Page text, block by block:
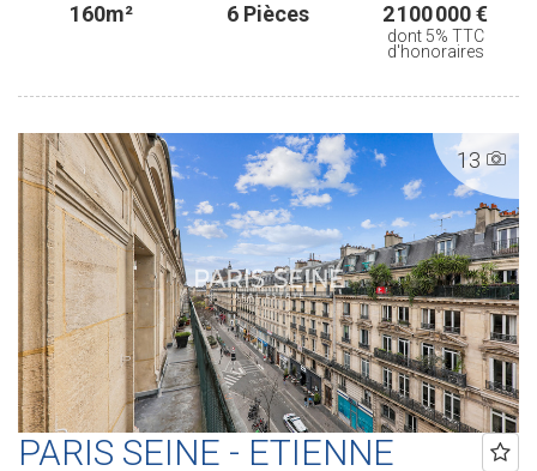
l'ANCIEN avec ses moulures, son parquet en pointe de Hongrie,
ses cheminées et ses MAGNIFIQUES VOLUMES (3m de hauteur
équipée, trois chambres (possibilité d'une quatrième chambre),
deux salles de douches, une buanderie avec un water-closet et un
water-closet indépendant. Une cave en sous-sol complète ce bien.
.............................................. Le Groupe PARIS SEINE, c'est 5 Agences au
Coeur de Paris !! et 3 Agences dans le 6ème arrondissement :
Agence Cherche-Midi - 59 rue du Cherche-Midi - PARIS 6 Agence
Sèvres/Vaneau - 85 rue de Sèvres - PARIS 6 Agence Rennes/Saint-
Germain - 83 rue de Rennes - PARIS 6 (ACHAT - VENTE - LOCATION
- GESTION - SUCCESSION - ÉVALUATION OFFERTE SOUS 24 H).
160m² 6 Pièces 2 100 000 €
dont 5% TTC
d'honoraires
13
PARIS SEINE - ETIENNE